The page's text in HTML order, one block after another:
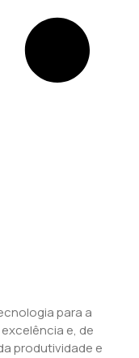
para a
e, de
produtividade e